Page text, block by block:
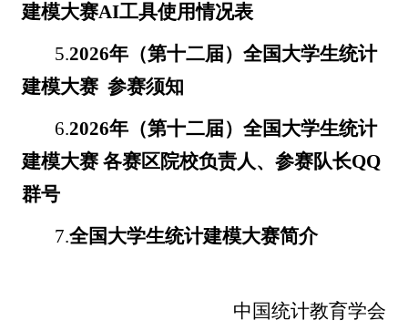
建模大赛AI工具使用情况表
5.2026年（第十二届）全国大学生统计
建模大赛 参赛须知
6.2026年（第十二届）全国大学生统计
建模大赛 各赛区院校负责人、参赛队长QQ
群号
7.全国大学生统计建模大赛简介
中国统计教育学会